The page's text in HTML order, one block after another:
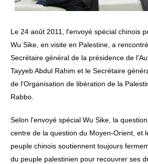
Le 24 août 2011, l'envoyé spécial chinois
Wu Sike, en visite en Palestine, a
Secrétaire général de la présidence de
Tayyeb Abdul Rahim et le Secrétaire
de l'Organisation de libération de la
Rabbo.
Selon l'envoyé spécial Wu Sike, la
centre de la question du Moyen-Orient, et
peuple chinois soutiennent toujours
du peuple palestinien pour recouvrer ses